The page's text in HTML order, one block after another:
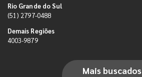
Rio Grande do Sul
(51) 2797-0488
Demais Regiões
4003-9879
Mais buscados